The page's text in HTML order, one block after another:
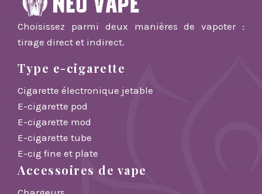
Choisissez parmi deux manières de vapoter :
tirage direct et indirect.
Type e-cigarette
Cigarette électronique jetable
E-cigarette pod
E-cigarette mod
E-cigarette tube
E-cig fine et plate
Accessoires de vape